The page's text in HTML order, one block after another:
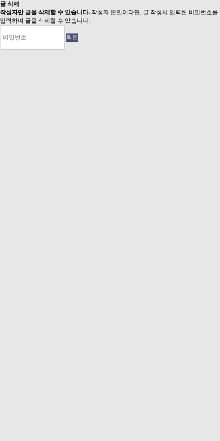
글 삭제
작성자만 글을 삭제할 수 있습니다. 작성자 본인이라면, 글 작성시 입력한 비밀번호를
입력하여 글을 삭제할 수 있습니다.